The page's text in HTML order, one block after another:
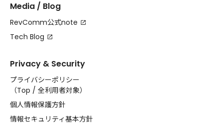
Media / Blog
RevComm公式note
Tech Blog
Privacy & Security
プライバシーポリシー
（Top / 全利用者対象）
個人情報保護方針
情報セキュリティ基本方針